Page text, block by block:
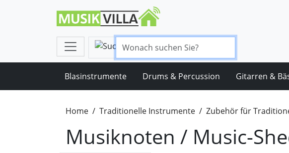
Blasinstrumente Drums & Percussion Gitarren &
Home Traditionelle Instrumente Zubehör für
Musiknoten / Music-